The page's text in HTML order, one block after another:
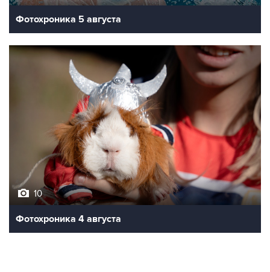
Фотохроника 5 августа
10
Фотохроника 4 августа